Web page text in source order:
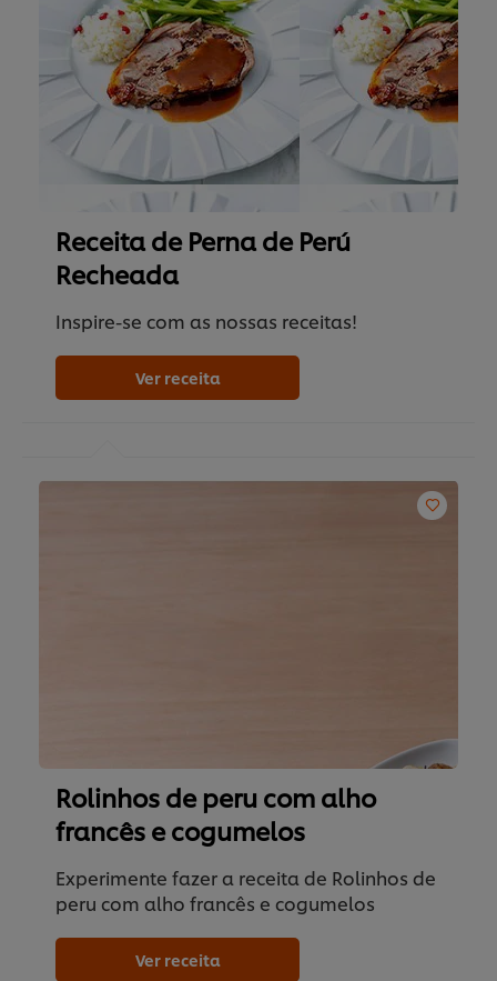
Receita de Perna de Perú
Recheada
Inspire-se com as nossas receitas!
Ver receita
Rolinhos de peru com alho
francês e cogumelos
Experimente fazer a receita de Rolinhos de
peru com alho francês e cogumelos
Ver receita